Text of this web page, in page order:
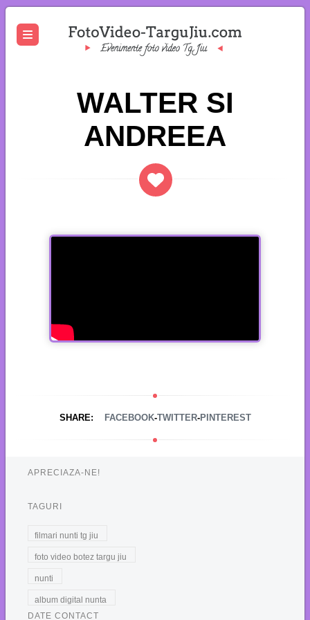
WALTER SI
ANDREEA
SHARE: FACEBOOK-TWITTER-PINTEREST
APRECIAZA-NE!
TAGURI
filmari nunti tg jiu
foto video botez targu jiu
nunti
album digital nunta
DATE CONTACT